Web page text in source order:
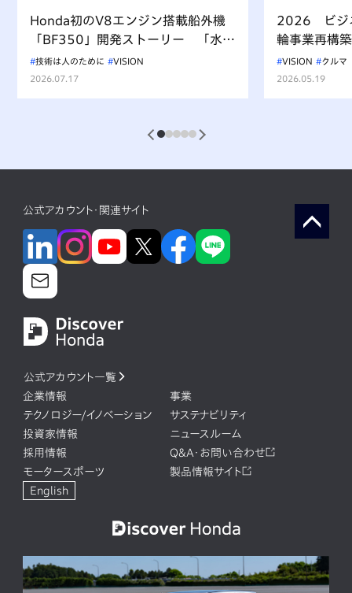
Honda初のV8エンジン搭載船外機
「BF350」開発ストーリー 「水上
を走るもの、水を汚すべからず」を
受け継ぐ挑戦
技術は人のために
VISION
2026.07.17
2026 ビジ
輪事業再構
VISION
クルマ
2026.05.19
1 2 3 4 5
公式アカウント・関連サイト
公式アカウント一覧
企業情報
事業
テクノロジー/イノベーション
サステナビリティ
投資家情報
ニュースルーム
採用情報
Q&A・お問い合わせ
モータースポーツ
製品情報サイト
English